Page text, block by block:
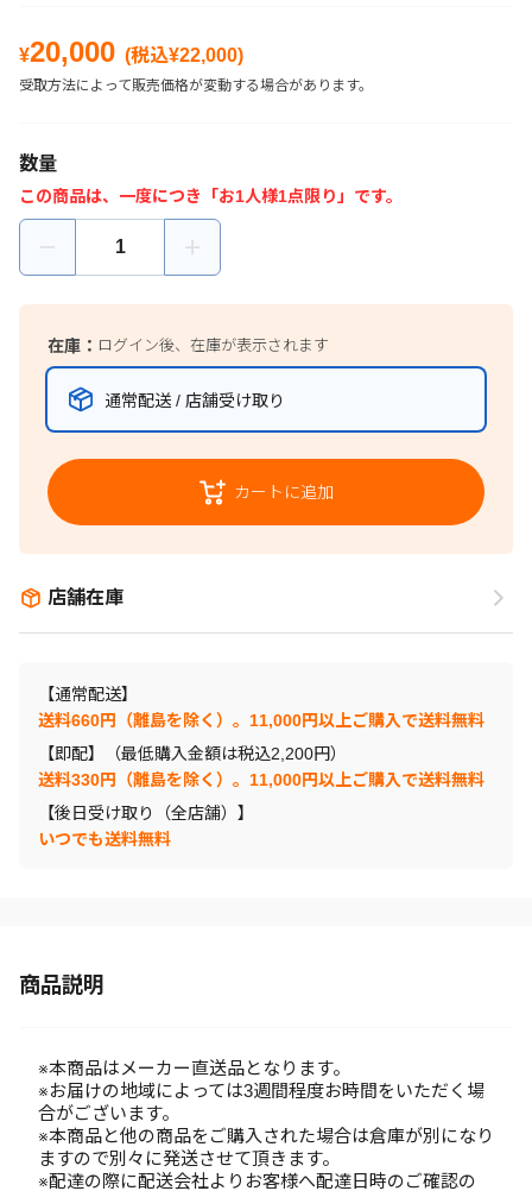
¥20,000 (税込¥22,000)
受取方法によって販売価格が変動する場合があります。
数量
この商品は、一度につき「お1人様1点限り」です。
在庫： ログイン後、在庫が表示されます
通常配送 / 店舗受け取り
カートに追加
店舗在庫
【通常配送】
送料660円（離島を除く）。11,000円以上ご購入で送料無料
【即配】（最低購入金額は税込2,200円）
送料330円（離島を除く）。11,000円以上ご購入で送料無料
【後日受け取り（全店舗）】
いつでも送料無料
商品説明
※本商品はメーカー直送品となります。
※お届けの地域によっては3週間程度お時間をいただく場
合がございます。
※本商品と他の商品をご購入された場合は倉庫が別になり
ますので別々に発送させて頂きます。
※配達の際に配送会社よりお客様へ配達日時のご確認の